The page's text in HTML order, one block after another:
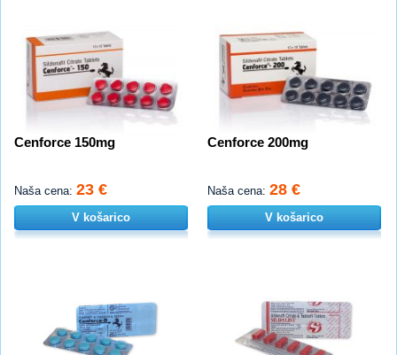
Cenforce 150mg
Naša cena: 23 €
V košarico
Cenforce 200mg
Naša cena: 28 €
V košarico